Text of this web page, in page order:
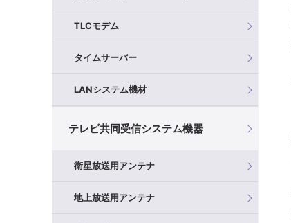
TLCモデム
タイムサーバー
LANシステム機材
テレビ共同受信システム機器
衛星放送用アンテナ
地上放送用アンテナ